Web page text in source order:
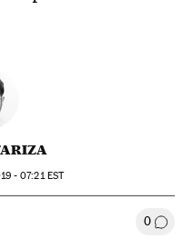
- 07:21EST
0